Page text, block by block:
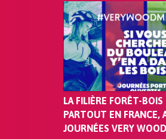
LA FILIÈRE FORÊT-BOIS
PARTOUT EN FRANCE,
JOURNÉES VERY